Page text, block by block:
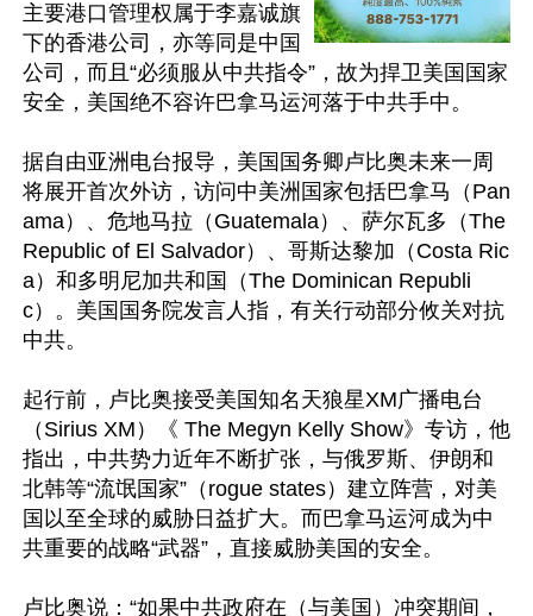
主要港口管理权属于李嘉诚旗
下的香港公司，亦等同是中国
公司，而且“必须服从中共指令”，故为捍卫美国国家
安全，美国绝不容许巴拿马运河落于中共手中。
据自由亚洲电台报导，美国国务卿卢比奥未来一周
将展开首次外访，访问中美洲国家包括巴拿马（Pan
ama）、危地马拉（Guatemala）、萨尔瓦多（The
Republic of El Salvador）、哥斯达黎加（Costa Ric
a）和多明尼加共和国（The Dominican Republi
c）。美国国务院发言人指，有关行动部分攸关对抗
中共。
起行前，卢比奥接受美国知名天狼星XM广播电台
（Sirius XM）《 The Megyn Kelly Show》专访，他
指出，中共势力近年不断扩张，与俄罗斯、伊朗和
北韩等“流氓国家”（rogue states）建立阵营，对美
国以至全球的威胁日益扩大。而巴拿马运河成为中
共重要的战略“武器”，直接威胁美国的安全。
卢比奥说：“如果中共政府在（与美国）冲突期间，